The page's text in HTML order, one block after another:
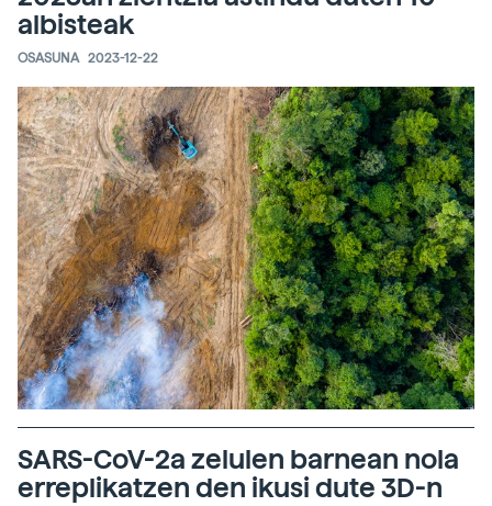
albisteak
OSASUNA 2023-12-22
SARS-CoV-2a zelulen barnean nola
erreplikatzen den ikusi dute 3D-n